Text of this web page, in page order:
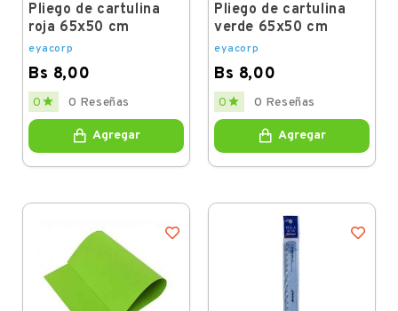
Pliego de cartulina
roja 65x50 cm
eyacorp
Bs 8,00
Price
0  0 Reseñas
Agregar
Pliego de cartulina
verde 65x50 cm
eyacorp
Bs 8,00
Price
0  0 Reseñas
Agregar